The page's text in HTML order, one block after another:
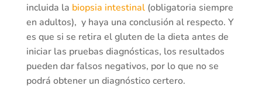
incluida la biopsia intestinal(obligatoria siempre
en adultos), y haya una conclusión al respecto. Y
es que si se retira el gluten de la dieta antes de
iniciar las pruebas diagnósticas, los resultados
pueden dar falsos negativos, por lo que no se
podrá obtener un diagnóstico certero.